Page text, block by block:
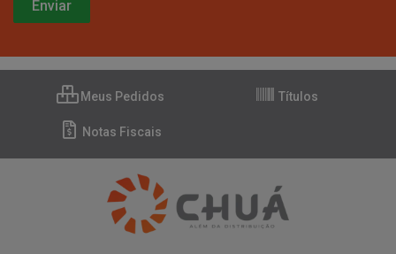
Meus Pedidos Títulos
Notas Fiscais